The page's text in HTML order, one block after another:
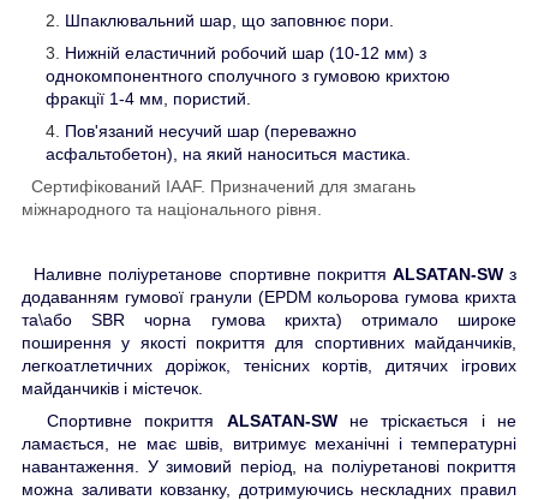
Шпаклювальний шар, що заповнює пори.
Нижній еластичний робочий шар (10-12 мм) з
однокомпонентного сполучного з гумовою крихтою
фракції 1-4 мм, пористий.
Пов'язаний несучий шар (переважно
асфальтобетон), на який наноситься мастика.
Сертифікований IAAF. Призначений для змагань
міжнародного та національного рівня.
Наливне поліуретанове спортивне покриття ALSATAN-SWз
додаванням гумової гранули (EPDM кольорова гумова крихта
та\або SBR чорна гумова крихта) отримало широке
поширення у якості покриття для спортивних майданчиків,
легкоатлетичних доріжок, тенісних кортів, дитячих ігрових
майданчиків і містечок.
Спортивне покриття ALSATAN-SWне тріскається і не
ламається, не має швів, витримує механічні і температурні
навантаження. У зимовий період, на поліуретанові покриття
можна заливати ковзанку, дотримуючись нескладних правил